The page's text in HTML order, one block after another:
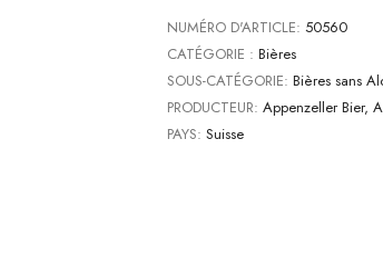
NUMÉRO D'ARTICLE: 50560
CATÉGORIE : Bières
SOUS-CATÉGORIE: Bières sans
PRODUCTEUR: Appenzeller Bier,
PAYS: Suisse